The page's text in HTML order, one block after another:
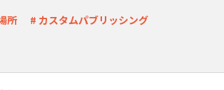
所
# カスタムパブリッシング